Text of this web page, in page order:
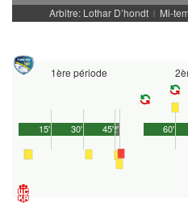
Arbitre: Lothar D’hondt | Mi-
1ère période
45'
15' 30' 2' 60'